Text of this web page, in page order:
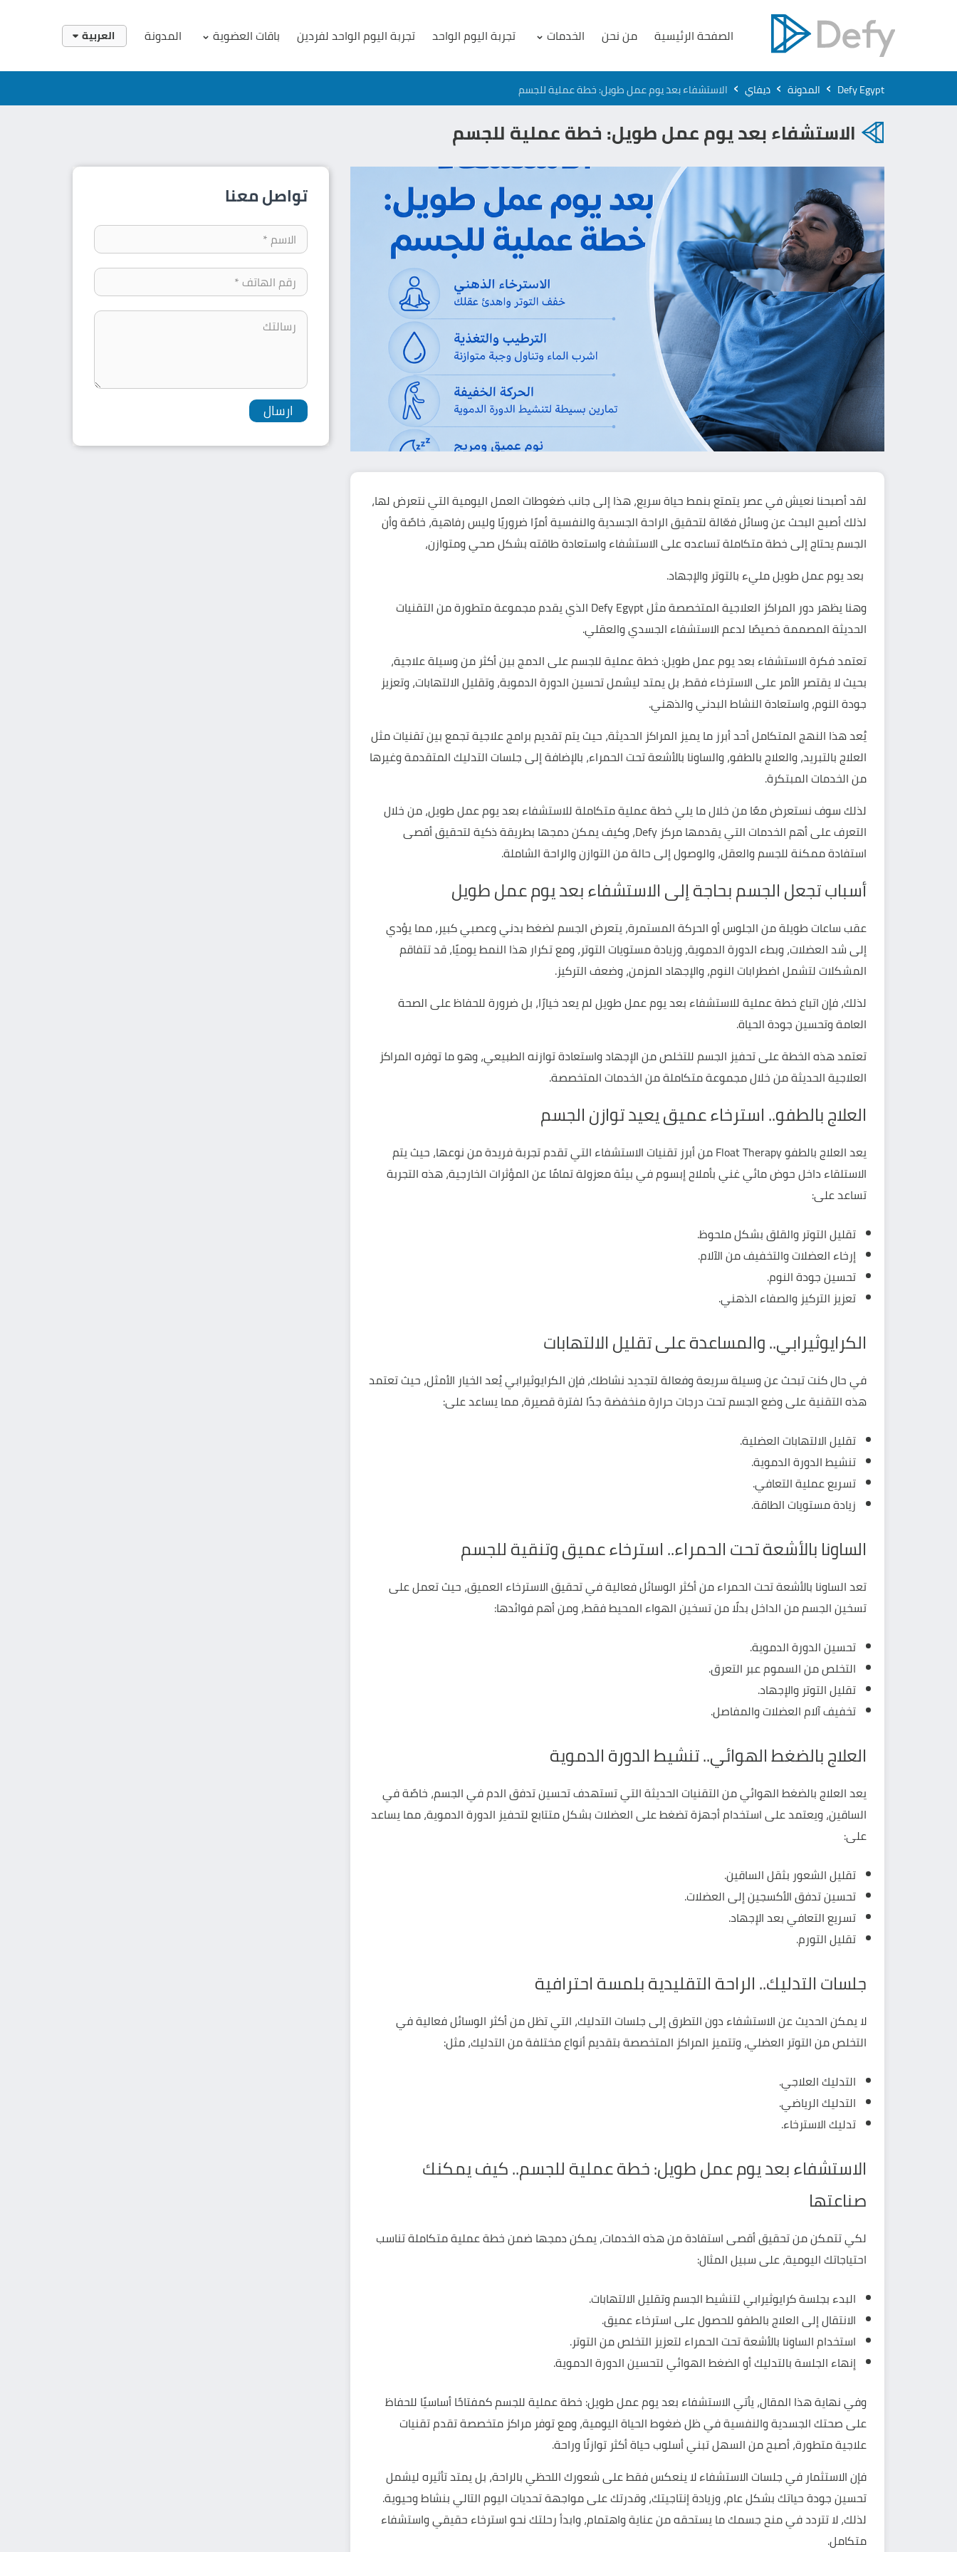
الصفحة الرئيسية من نحن الخدمات تجربة اليوم الواحد تجربة اليوم الواحد لفردين باقات العضوية المدونة العربية
Defy Egypt
› المدونة › ديفاي › الاستشفاء بعد يوم عمل طويل: خطة عملية للجسم
الاستشفاء بعد يوم عمل طويل: خطة عملية للجسم
لقد أصبحنا نعيش في عصر يتمتع بنمط حياة سريع، هذا إلى جانب ضغوطات العمل اليومية التي نتعرض لها،
لذلك أصبح البحث عن وسائل فعّالة لتحقيق الراحة الجسدية والنفسية أمرًا ضروريًا وليس رفاهية، خاصًة وأن
الجسم يحتاج إلى خطة متكاملة تساعده على الاستشفاء واستعادة طاقته بشكل صحي ومتوازن،
بعد يوم عمل طويل مليء بالتوتر والإجهاد.
وهنا يظهر دور المراكز العلاجية المتخصصة مثل Defy Egypt الذي يقدم مجموعة متطورة من التقنيات
الحديثة المصممة خصيصًا لدعم الاستشفاء الجسدي والعقلي.
تعتمد فكرة الاستشفاء بعد يوم عمل طويل: خطة عملية للجسم على الدمج بين أكثر من وسيلة علاجية،
بحيث لا يقتصر الأمر على الاسترخاء فقط، بل يمتد ليشمل تحسين الدورة الدموية، وتقليل الالتهابات، وتعزيز
جودة النوم، واستعادة النشاط البدني والذهني.
يُعد هذا النهج المتكامل أحد أبرز ما يميز المراكز الحديثة، حيث يتم تقديم برامج علاجية تجمع بين تقنيات مثل
العلاج بالتبريد، والعلاج بالطفو، والساونا بالأشعة تحت الحمراء، بالإضافة إلى جلسات التدليك المتقدمة وغيرها
من الخدمات المبتكرة.
لذلك سوف نستعرض معًا من خلال ما يلي خطة عملية متكاملة للاستشفاء بعد يوم عمل طويل، من خلال
التعرف على أهم الخدمات التي يقدمها مركز Defy، وكيف يمكن دمجها بطريقة ذكية لتحقيق أقصى
استفادة ممكنة للجسم والعقل، والوصول إلى حالة من التوازن والراحة الشاملة.
أسباب تجعل الجسم بحاجة إلى الاستشفاء بعد يوم عمل طويل
عقب ساعات طويلة من الجلوس أو الحركة المستمرة، يتعرض الجسم لضغط بدني وعصبي كبير، مما يؤدي
إلى شد العضلات، وبطء الدورة الدموية، وزيادة مستويات التوتر، ومع تكرار هذا النمط يوميًا، قد تتفاقم
المشكلات لتشمل اضطرابات النوم، والإجهاد المزمن، وضعف التركيز.
لذلك، فإن اتباع خطة عملية للاستشفاء بعد يوم عمل طويل لم يعد خيارًا، بل ضرورة للحفاظ على الصحة
العامة وتحسين جودة الحياة.
تعتمد هذه الخطة على تحفيز الجسم للتخلص من الإجهاد واستعادة توازنه الطبيعي، وهو ما توفره المراكز
العلاجية الحديثة من خلال مجموعة متكاملة من الخدمات المتخصصة.
العلاج بالطفو.. استرخاء عميق يعيد توازن الجسم
يعد العلاج بالطفو Float Therapy من أبرز تقنيات الاستشفاء التي تقدم تجربة فريدة من نوعها، حيث يتم
الاستلقاء داخل حوض مائي غني بأملاح إبسوم في بيئة معزولة تمامًا عن المؤثرات الخارجية، هذه التجربة
تساعد على:
تقليل التوتر والقلق بشكل ملحوظ.
إرخاء العضلات والتخفيف من الآلام.
تحسين جودة النوم.
تعزيز التركيز والصفاء الذهني.
الكرايوثيرابي.. والمساعدة على تقليل الالتهابات
في حال كنت تبحث عن وسيلة سريعة وفعالة لتجديد نشاطك، فإن الكرايوثيرابي يُعد الخيار الأمثل، حيث تعتمد
هذه التقنية على وضع الجسم تحت درجات حرارة منخفضة جدًا لفترة قصيرة، مما يساعد على:
تقليل الالتهابات العضلية.
تنشيط الدورة الدموية.
تسريع عملية التعافي.
زيادة مستويات الطاقة.
الساونا بالأشعة تحت الحمراء.. استرخاء عميق وتنقية للجسم
تعدالساونا بالأشعة تحت الحمراءمن أكثر الوسائل فعالية في تحقيق الاسترخاء العميق، حيث تعمل على
تسخين الجسم من الداخل بدلًا من تسخين الهواء المحيط فقط، ومن أهم فوائدها:
تحسين الدورة الدموية.
التخلص من السموم عبر التعرق.
تقليل التوتر والإجهاد.
تخفيف آلام العضلات والمفاصل.
العلاج بالضغط الهوائي.. تنشيط الدورة الدموية
يعد العلاج بالضغط الهوائي من التقنيات الحديثة التي تستهدف تحسين تدفق الدم في الجسم، خاصًة في
الساقين، ويعتمد على استخدام أجهزة تضغط على العضلات بشكل متتابع لتحفيز الدورة الدموية، مما يساعد
على:
تقليل الشعور بثقل الساقين.
تحسين تدفق الأكسجين إلى العضلات.
تسريع التعافي بعد الإجهاد.
تقليل التورم.
جلسات التدليك.. الراحة التقليدية بلمسة احترافية
لا يمكن الحديث عن الاستشفاء دون التطرق إلى جلسات التدليك، التي تظل من أكثر الوسائل فعالية في
التخلص من التوتر العضلي، وتتميز المراكز المتخصصة بتقديم أنواع مختلفة من التدليك، مثل:
التدليك العلاجي.
التدليك الرياضي.
تدليك الاسترخاء.
الاستشفاء بعد يوم عمل طويل: خطة عملية للجسم.. كيف يمكنك
صناعتها
لكي تتمكن من تحقيق أقصى استفادة من هذه الخدمات، يمكن دمجها ضمن خطة عملية متكاملة تناسب
احتياجاتك اليومية، على سبيل المثال:
البدء بجلسة كرايوثيرابي لتنشيط الجسم وتقليل الالتهابات.
الانتقال إلى العلاج بالطفو للحصول على استرخاء عميق.
استخدام الساونا بالأشعة تحت الحمراء لتعزيز التخلص من التوتر.
إنهاء الجلسة بالتدليك أو الضغط الهوائي لتحسين الدورة الدموية.
وفي نهاية هذا المقال، يأتي الاستشفاء بعد يوم عمل طويل: خطة عملية للجسم كمفتاحًا أساسيًا للحفاظ
على صحتك الجسدية والنفسية في ظل ضغوط الحياة اليومية، ومع توفر مراكز متخصصة تقدم تقنيات
علاجية متطورة، أصبح من السهل تبني أسلوب حياة أكثر توازنًا وراحة.
فإن الاستثمار في جلسات الاستشفاء لا ينعكس فقط على شعورك اللحظي بالراحة، بل يمتد تأثيره ليشمل
تحسين جودة حياتك بشكل عام، وزيادة إنتاجيتك، وقدرتك على مواجهة تحديات اليوم التالي بنشاط وحيوية.
لذلك، لا تتردد في منح جسمك ما يستحقه من عناية واهتمام، وابدأ رحلتك نحو استرخاء حقيقي واستشفاء
متكامل.
تواصل معنا